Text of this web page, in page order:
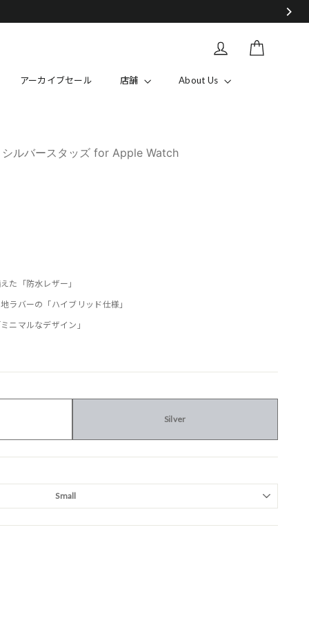
Log in
アーカイブセール 店舗 About Us
シルバースタッズ for Apple Watch
た「防水レザー」
ラバーの「ハイブリッド仕様」
ニマルなデザイン」
Silver